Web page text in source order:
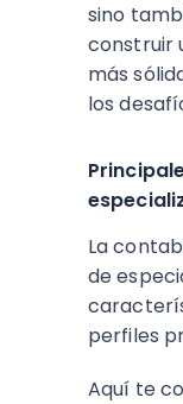
sino
construir
más
los
La
de
perfiles
Aquí te